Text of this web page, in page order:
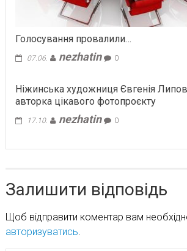
Голосування провалили…
07.06. nezhatin 0
Ніжинська художниця Євгенiя
авторка цікавого фотопроєкту
17.10. nezhatin 0
Залишити відповідь
Щоб відправити коментар вам
авторизуватись